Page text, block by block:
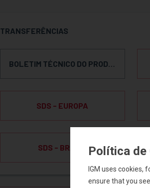
TRANSFERÊNCIAS
BOLETIM TÉCNICO DO PRODUTO
SDS - EUROPA
SDS - BRASIL Política de
IGM uses cookies,
ensure that you